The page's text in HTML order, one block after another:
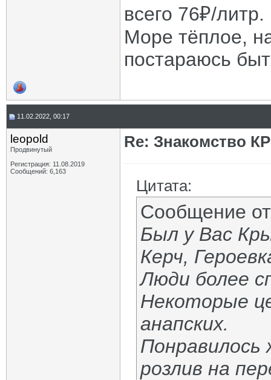
всего 76₽/литр.
Море тёплое,
постараюсь
11.02.2022, 00:17
leopold
Продвинутый
Регистрация: 11.08.2019
Сообщений: 6,163
Re: Знакомство
Цитата:
Сообщение
Был у Вас
Керч,
Люди более
Некоторые
анапских.
Понравилось
розлив на